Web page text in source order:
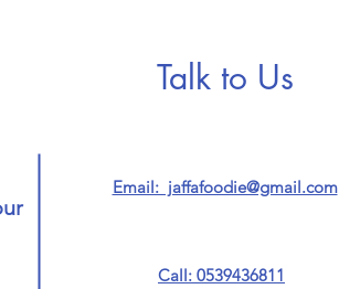
Talk to Us
Call: 0539436811
Email: jaffafoodie@gmail.com